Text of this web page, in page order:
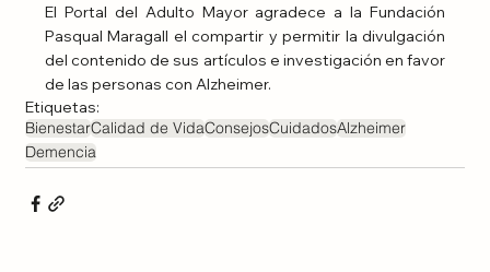
El Portal del Adulto Mayor agradece a la Fundación
Pasqual Maragall el compartir y permitir la divulgación
del contenido de sus artículos e investigación en favor
de las personas con Alzheimer.
Etiquetas:
BienestarCalidad de VidaConsejosCuidadosAlzheimer
Demencia